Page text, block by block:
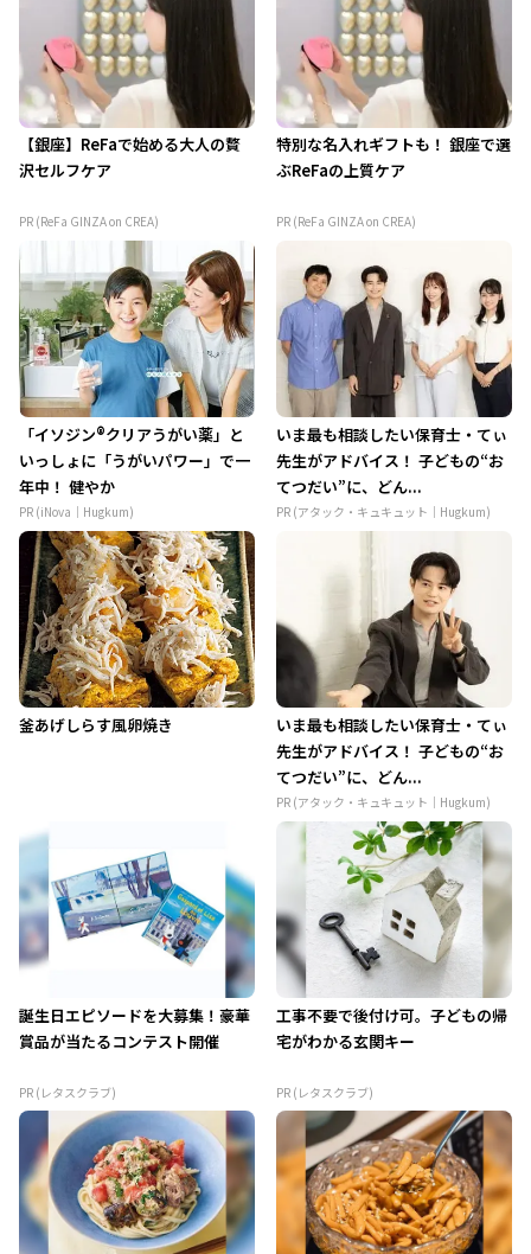
【銀座】ReFaで始める大人の贅
沢セルフケア
PR (ReFa GINZA on CREA)
特別な名入れギフトも！ 銀座で選
ぶReFaの上質ケア
PR (ReFa GINZA on CREA)
「イソジン®クリアうがい薬」と
いっしょに「うがいパワー」で一
年中！ 健やか
PR (iNova｜Hugkum)
いま最も相談したい保育士・てぃ
先生がアドバイス！ 子どもの“お
てつだい”に、どん...
PR (アタック・キュキュット｜Hugkum)
釜あげしらす風卵焼き
いま最も相談したい保育士・てぃ
先生がアドバイス！ 子どもの“お
てつだい”に、どん...
PR (アタック・キュキュット｜Hugkum)
誕生日エピソードを大募集！豪華
賞品が当たるコンテスト開催
PR (レタスクラブ)
工事不要で後付け可。子どもの帰
宅がわかる玄関キー
PR (レタスクラブ)